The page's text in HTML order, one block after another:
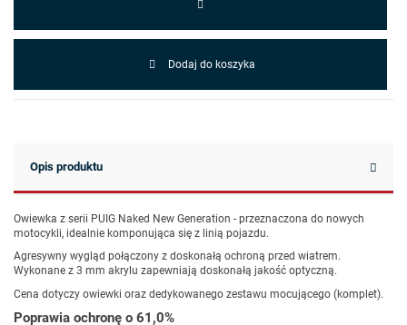
Dodaj do koszyka
Opis produktu
Owiewka z serii PUIG Naked New Generation - przeznaczona do nowych
motocykli, idealnie komponująca się z linią pojazdu.
Agresywny wygląd połączony z doskonałą ochroną przed wiatrem.
Wykonane z 3 mm akrylu zapewniają doskonałą jakość optyczną.
Cena dotyczy owiewki oraz dedykowanego zestawu mocującego (komplet).
Poprawia ochronę o 61,0%